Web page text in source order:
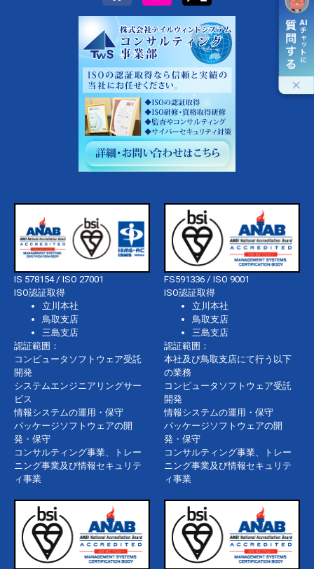
IS 578154 / ISO 27001
ISO認証取得
立川本社
鳥取支店
三島支店
認証範囲：
コンピュータソフトウェア受託
開発
システムエンジニアリングサー
ビス
情報システムの運用・保守
パッケージソフトウェアの開
発・保守
コンサルティング事業、トレー
ニング事業及び情報セキュリテ
ィ事業
FS591336 / ISO 9001
ISO認証取得
立川本社
鳥取支店
三島支店
認証範囲：
本社及び鳥取支店にて行う以下
の業務
コンピュータソフトウェア受託
開発
情報システムの運用・保守
パッケージソフトウェアの開
発・保守
コンサルティング事業、トレー
ニング事業及び情報セキュリテ
ィ事業